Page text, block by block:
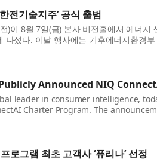
전기술지주’ 공식 출범
)이 8월 7일(금) 본사 비전홀에서 에너지
나섰다. 이날 행사에는 기후에너지환경
Announced NIQ
leader in consumer intelligence,
Charter Program. The
그램 최초 고객사 ‘퓨리나’ 선정